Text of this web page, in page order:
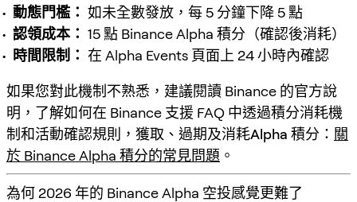
動態門檻： 如未全數發放，每 5 分鐘下降 5 點
認領成本： 15 點 Binance Alpha 積分（確認後消耗）
時間限制： 在 Alpha Events 頁面上 24 小時內確認
如果您對此機制不熟悉，建議閱讀 Binance 的官方說
明，了解如何在 Binance 支援 FAQ 中透過積分消耗機
制和活動確認規則，獲取、過期及消耗Alpha 積分 ： 關
於 Binance Alpha 積分的常見問題 。
為何 2026 年的 Binance Alpha 空投感覺更難了